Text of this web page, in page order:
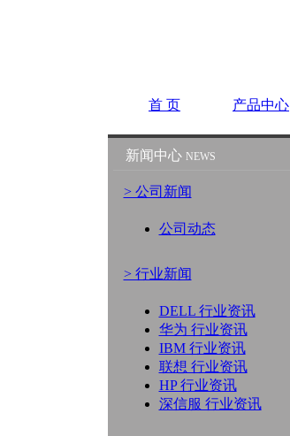
首 页 产品中心
新闻中心 NEWS
> 公司新闻
公司动态
> 行业新闻
DELL 行业资讯
华为 行业资讯
IBM 行业资讯
联想 行业资讯
HP 行业资讯
深信服 行业资讯